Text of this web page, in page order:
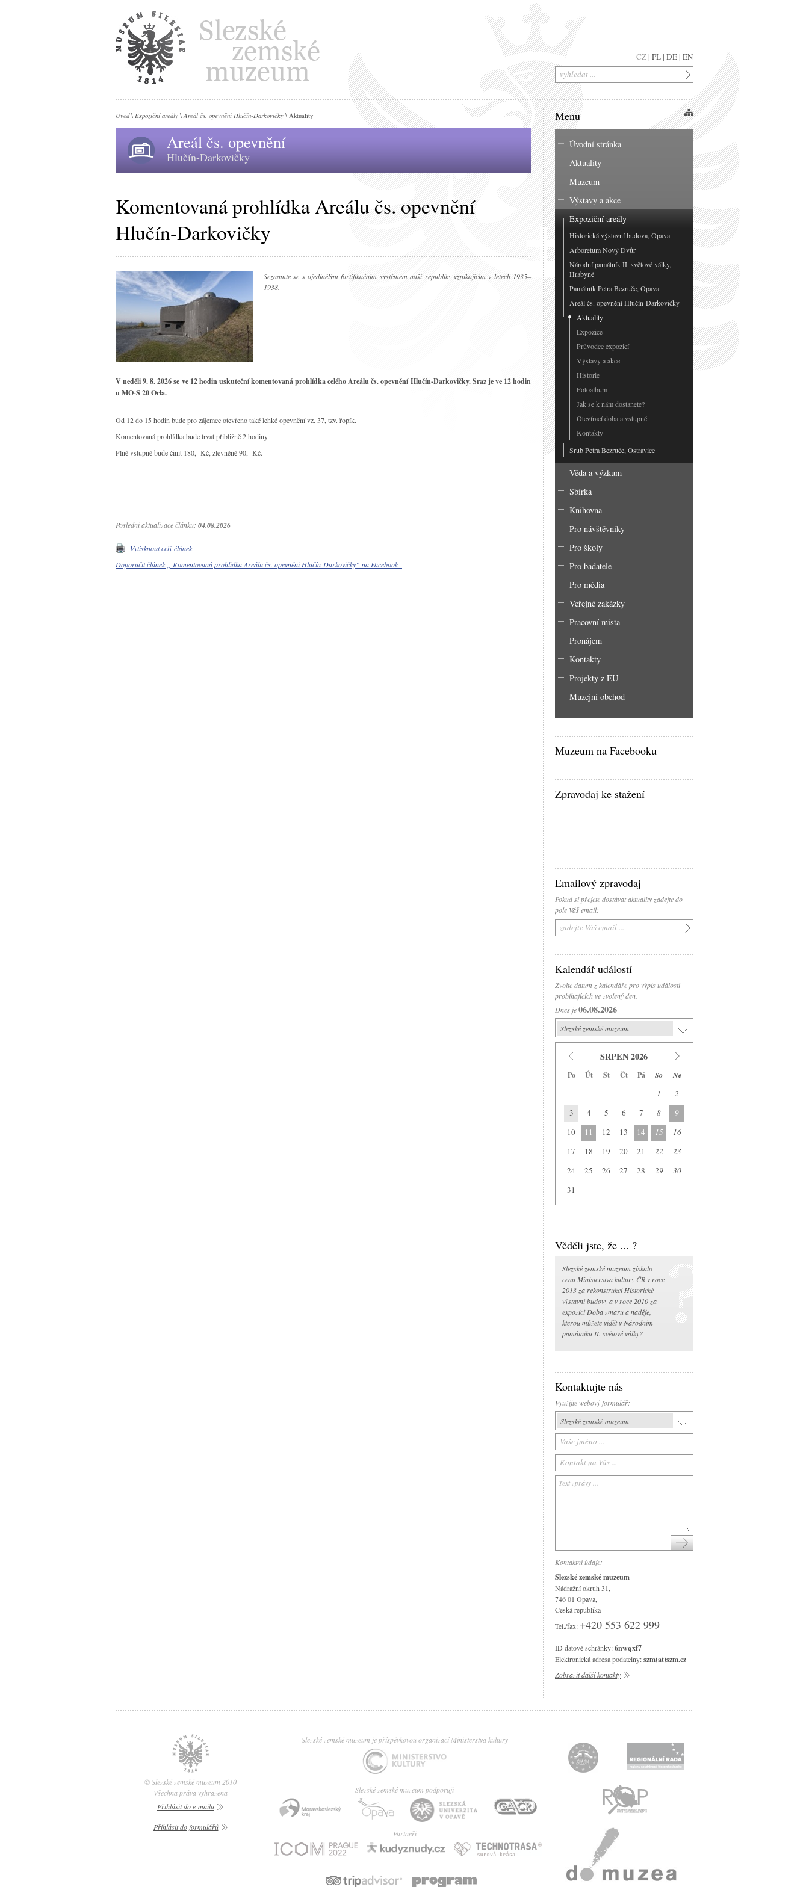
Úvod\ Expoziční areály \Areál čs. opevnění Hlučín-Darkovičky \ Aktuality
Areál čs. opevnění
Hlučín-Darkovičky
Komentovaná prohlídka Areálu čs. opevnění
Hlučín-Darkovičky
Seznamte se s ojedinělým fortifikačním systémem naší republiky vznikajícím v letech 1935–
1938.
V neděli 9. 8. 2026 se ve 12 hodin uskuteční komentovaná prohlídka celého Areálu čs. opevnění Hlučín-Darkovičky. Sraz je ve 12 hodin
u MO-S 20 Orla.
Od 12 do 15 hodin bude pro zájemce otevřeno také lehké opevnění vz. 37, tzv. řopík.
Komentovaná prohlídka bude trvat přibližně 2 hodiny.
Plné vstupné bude činit 180,- Kč, zlevněné 90,- Kč.
Poslední aktualizace článku: 04.08.2026
Vytisknout celý článek
Doporučit článek „ Komentovaná prohlídka Areálu čs. opevnění Hlučín-Darkovičky“ na Facebook
Menu
Úvodní stránka
Aktuality
Muzeum
Výstavy a akce
Expoziční areály
Historická výstavní budova, Opava
Arboretum Nový Dvůr
Národní památník II. světové války,
Hrabyně
Památník Petra Bezruče, Opava
Areál čs. opevnění Hlučín-Darkovičky
Aktuality
Expozice
Průvodce expozicí
Výstavy a akce
Historie
Fotoalbum
Jak se k nám dostanete?
Otevírací doba a vstupné
Kontakty
Srub Petra Bezruče, Ostravice
Věda a výzkum
Sbírka
Knihovna
Pro návštěvníky
Pro školy
Pro badatele
Pro média
Veřejné zakázky
Pracovní místa
Pronájem
Kontakty
Projekty z EU
Muzejní obchod
Muzeum na Facebooku
Zpravodaj ke stažení
Emailový zpravodaj
Pokud si přejete dostávat aktuality zadejte do
pole Váš email:
Kalendář událostí
Zvolte datum z kalendáře pro výpis událostí
probíhajících ve zvolený den.
Dnes je06.08.2026
Slezské zemské muzeum
Slezské zemské muzeum
Historická výstavní budova
Arboretum Nový Dvůr
Národní památník II. světové války
Památník Petra Bezruče
Areál čs. opevnění
SRPEN 2026
Po Út St Čt Pá So Ne
1
2
3
4 5 6 7 8
9
10
11 12 13 14 15
16
17
18 19 20 21 22
23
24
25 26 27 28 29
30
31
Věděli jste, že ... ?
Slezské zemské muzeum získalo
cenu Ministerstva kultury ČR v roce
2013 za rekonstrukci Historické
výstavní budovy a v roce 2010 za
expozici Doba zmaru a naděje,
kterou můžete vidět v Národním
památníku II. světové války?
Kontaktujte nás
Využijte webový formulář:
Slezské zemské muzeum
Slezské zemské muzeum
Historická výstavní budova
Arboretum Nový Dvůr
Národní památník II. světové války
Kontaktní údaje:
Slezské zemské muzeum
Nádražní okruh 31,
746 01 Opava,
Česká republika
Tel./fax:+420 553 622 999
ID datové schránky:6nwqxf7
Elektronická adresa podatelny:szm(at)szm.cz
Zobrazit další kontakty
CZ | PL | DE | EN
Slezské zemské muzeum je příspěvkovou organizací Ministerstva kultury
Slezské zemské muzeum podporují
Partneři
© Slezské zemské muzeum 2010
Všechna práva vyhrazena
Přihlásit do e-mailu
Přihlásit do formulářů